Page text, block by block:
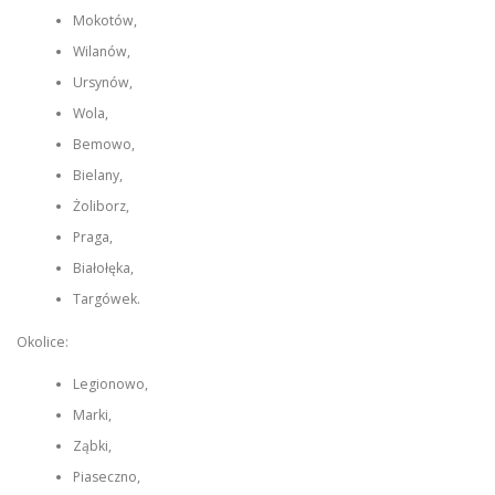
Mokotów,
Wilanów,
Ursynów,
Wola,
Bemowo,
Bielany,
Żoliborz,
Praga,
Białołęka,
Targówek.
Okolice:
Legionowo,
Marki,
Ząbki,
Piaseczno,